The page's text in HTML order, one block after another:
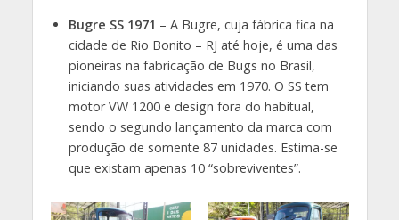
Bugre SS 1971 – A Bugre, cuja fábrica fica na
cidade de Rio Bonito – RJ até hoje, é uma das
pioneiras na fabricação de Bugs no Brasil,
iniciando suas atividades em 1970. O SS tem
motor VW 1200 e design fora do habitual,
sendo o segundo lançamento da marca com
produção de somente 87 unidades. Estima-se
que existam apenas 10 “sobreviventes”.